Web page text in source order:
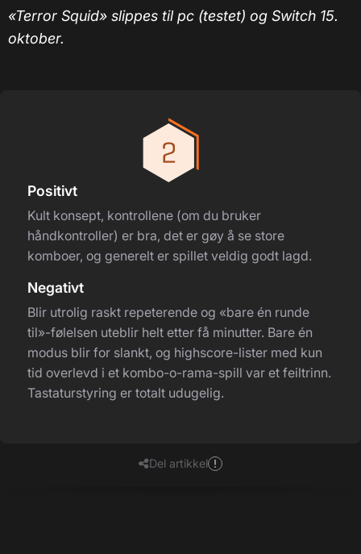
«Terror Squid» slippes til pc (testet) og Switch 15.
oktober.
Positivt
Kult konsept, kontrollene (om du bruker
håndkontroller) er bra, det er gøy å se store
komboer, og generelt er spillet veldig godt lagd.
Negativt
Blir utrolig raskt repeterende og «bare én runde
til»-følelsen uteblir helt etter få minutter. Bare én
modus blir for slankt, og highscore-lister med kun
tid overlevd i et kombo-o-rama-spill var et feiltrinn.
Tastaturstyring er totalt udugelig.
Del artikkel